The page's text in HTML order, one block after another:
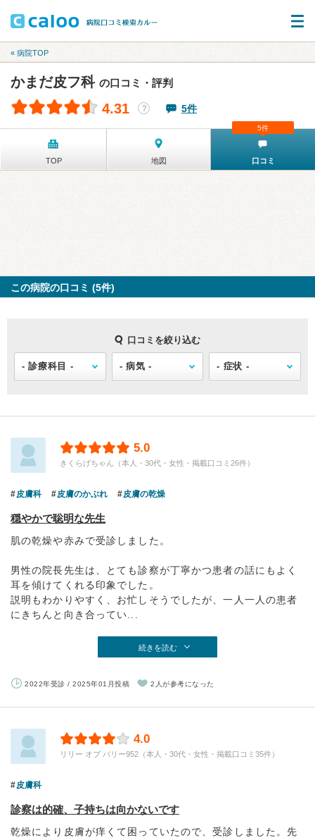
« 病院TOP
かまだ皮フ科 の口コミ・評判
4.31 ？ 5件
TOP 地図 口コミ
5件
この病院の口コミ (5件)
口コミを絞り込む
5.0
きくらげちゃん（本人・30代・女性・掲載口コミ26件）
皮膚科 皮膚のかぶれ 皮膚の乾燥
穏やかで聡明な先生
肌の乾燥や赤みで受診しました。
男性の院長先生は、とても診察が丁寧かつ患者の話にもよく
耳を傾けてくれる印象でした。
説明もわかりやすく、お忙しそうでしたが、一人一人の患者
にきちんと向き合ってい...
続きを読む
2022年受診 / 2025年01月投稿 2人が参考になった
4.0
リリー オブ バリー952（本人・30代・女性・掲載口コミ35件）
皮膚科
診察は的確、子持ちは向かないです
乾燥により皮膚が痒くて困っていたので、受診しました。先